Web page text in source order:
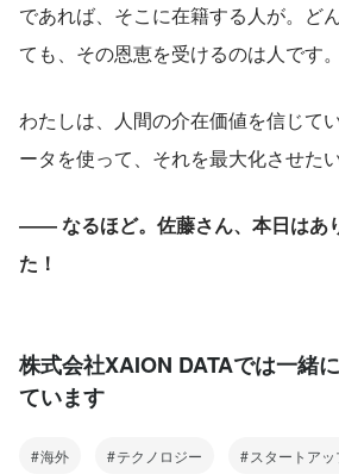
であれば、そこに在籍する人が。ど
ても、その恩恵を受けるのは人です。
わたしは、人間の介在価値を信じて
ータを使って、それを最大化させた
―― なるほど。佐藤さん、本日はあ
た！
株式会社XAION DATAでは一緒
ています
海外 テクノロジー スタートアッ